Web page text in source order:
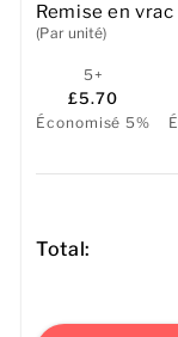
Remise en vrac
(Par unité)
5+
£5.70
Économisé 5%
Total: